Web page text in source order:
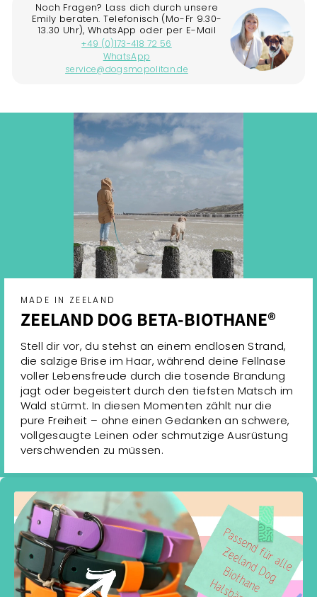
MADE IN ZEELAND
ZEELAND DOG BETA-BIOTHANE®
Stell dir vor, du stehst an einem endlosen Strand,
die salzige Brise im Haar, während deine Fellnase
voller Lebensfreude durch die tosende Brandung
jagt oder begeistert durch den tiefsten Matsch im
Wald stürmt. In diesen Momenten zählt nur die
pure Freiheit – ohne einen Gedanken an schwere,
vollgesaugte Leinen oder schmutzige Ausrüstung
verschwenden zu müssen.